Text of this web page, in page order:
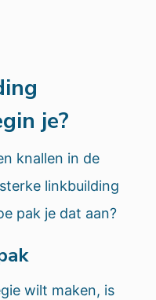
je?
knallen in de
linkbuilding
pak je dat aan?
wilt maken, is